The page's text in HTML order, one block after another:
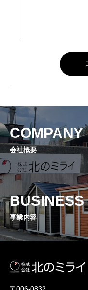
COMPANY
会社概要
BUSINESS
事業内容